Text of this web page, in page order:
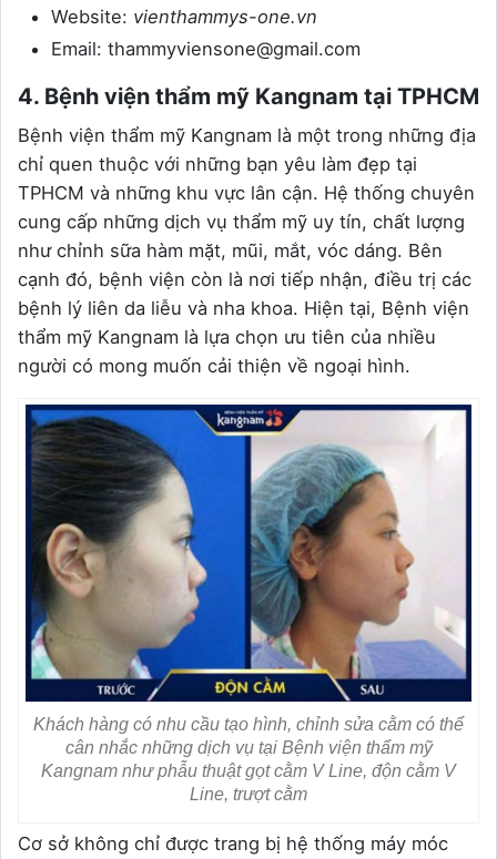
Website: vienthammys-one.vn
Email: thammyviensone@gmail.com
4. Bệnh viện thẩm mỹ Kangnam tại TPHCM
Bệnh viện thẩm mỹ Kangnam là một trong những địa
chỉ quen thuộc với những bạn yêu làm đẹp tại
TPHCM và những khu vực lân cận. Hệ thống chuyên
cung cấp những dịch vụ thẩm mỹ uy tín, chất lượng
như chỉnh sữa hàm mặt, mũi, mắt, vóc dáng. Bên
cạnh đó, bệnh viện còn là nơi tiếp nhận, điều trị các
bệnh lý liên da liễu và nha khoa. Hiện tại, Bệnh viện
thẩm mỹ Kangnam là lựa chọn ưu tiên của nhiều
người có mong muốn cải thiện về ngoại hình.
Khách hàng có nhu cầu tạo hình, chỉnh sửa cằm có thể
cân nhắc những dịch vụ tại Bệnh viện thẩm mỹ
Kangnam như phẫu thuật gọt cằm V Line, độn cằm V
Line, trượt cằm
Cơ sở không chỉ được trang bị hệ thống máy móc